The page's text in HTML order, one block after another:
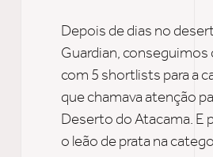
Depois de dias no
Guardian, conseguimos
com 5 shortlists para a
que chamava atenção
Deserto do Atacama. E
o leão de prata na